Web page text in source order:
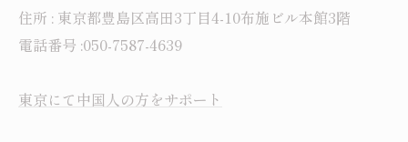
住所 : 東京都豊島区高田3丁目4-10布施ビル本館3階
電話番号 :050-7587-4639
東京にて中国人の方をサポート